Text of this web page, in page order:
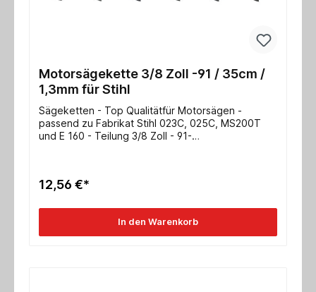
Motorsägekette 3/8 Zoll -91 / 35cm /
1,3mm für Stihl
Sägeketten - Top Qualitätfür Motorsägen -
passend zu Fabrikat Stihl 023C, 025C, MS200T
und E 160 - Teilung 3/8 Zoll - 91-
12,56 €*
In den Warenkorb